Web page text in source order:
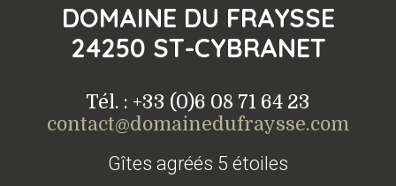
DOMAINE DU FRAYSSE
24250 ST-CYBRANET
Tél. : +33 (0)6 08 71 64 23
contact@domainedufraysse.com
Gîtes agréés 5 étoiles